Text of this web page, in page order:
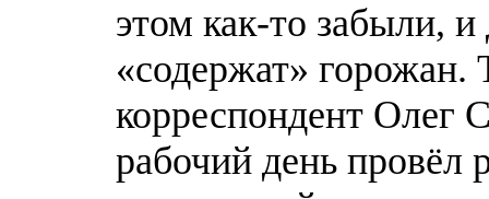
этом как-то забыли,
«содержат»
корреспондент Олег
рабочий день провёл